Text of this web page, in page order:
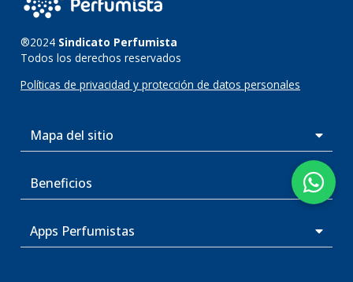
®2024 Sindicato Perfumista
Todos los derechos reservados
Políticas de privacidad y protección de datos personales
Mapa del sitio
Beneficios
Apps Perfumistas